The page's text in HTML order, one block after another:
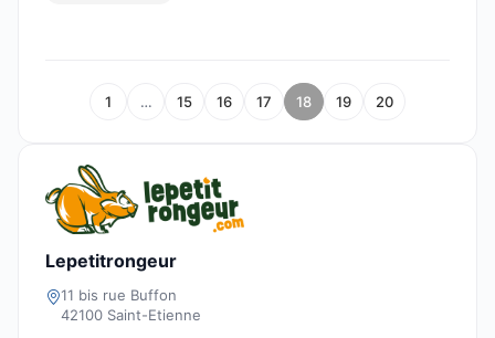
1 … 15 16 17 18 19 20
Lepetitrongeur
11 bis rue Buffon
42100 Saint-Etienne